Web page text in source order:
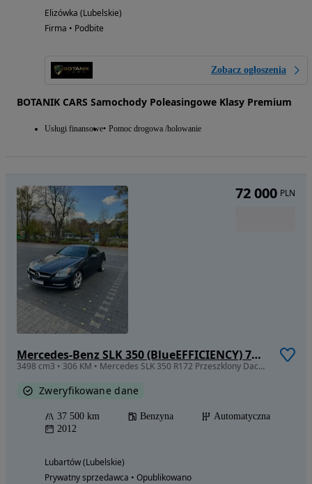
Elizówka (Lubelskie)
Firma • Podbite
Zobacz ogłoszenia
BOTANIK CARS Samochody Poleasingowe Klasy Premium
Usługi finansowe Pomoc drogowa /holowanie
Mercedes-Benz SLK 350 (BlueEFFICIENCY) 7G-TRONIC
3498 cm3 • 306 KM • Mercedes SLK 350 R172 Przeszklony Dach Mały Przebieg
Zweryfikowane dane
37 500 km Benzyna
Automatyczna
2012
Lubartów (Lubelskie)
Prywatny sprzedawca • Opublikowano
72 000 PLN